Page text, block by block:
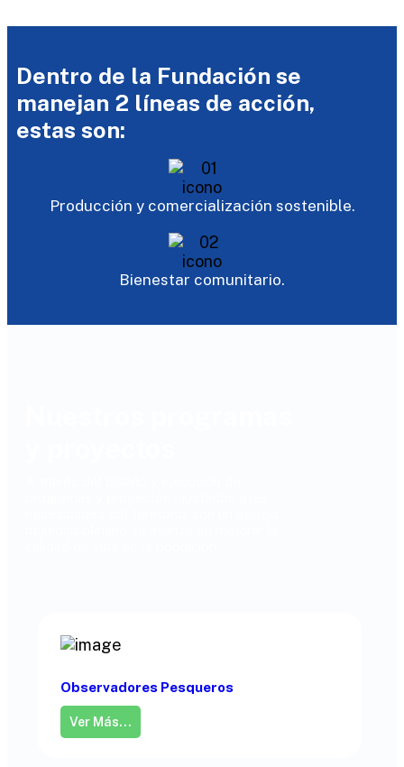
Dentro de la Fundación se
manejan 2 líneas de acción,
estas son:
Producción y comercialización sostenible.
Bienestar comunitario.
Observadores Pesqueros
Ver Más...